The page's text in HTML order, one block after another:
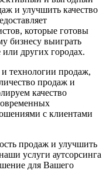
и улучшить качество
которые готовы
бизнесу выиграть
других городах.
технологии продаж,
продаж и
качество
с клиентами
продаж и улучшить
услуги аутсорсинга
для Вашего